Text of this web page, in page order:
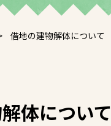
借地の建物解体について
体について